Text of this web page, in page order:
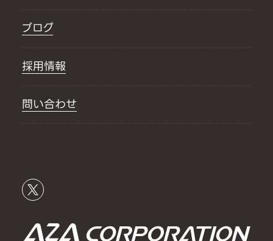
ブログ
採用情報
問い合わせ